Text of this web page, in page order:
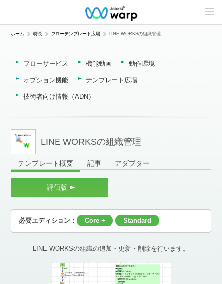
C
n
e
ホーム 特長 フローテンプレート広場 LINE WORKSの組織管理
フローサービス 機能動画 動作環境
オプション機能 テンプレート広場
技術者向け情報（ADN）
LINE WORKSの組織管理
テンプレート概要 記事 アダプター
評価版
必要エディション： Core + Standard
LINE WORKSの組織の追加・更新・削除を行います。